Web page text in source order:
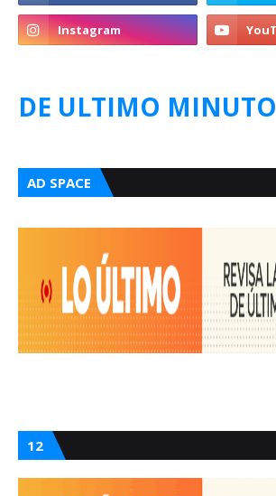
DE ULTIMO MINUTO
AD SPACE
12